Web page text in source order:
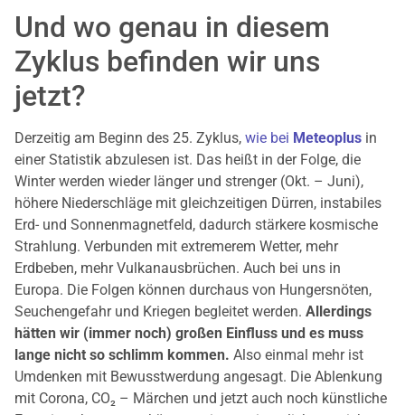
Und wo genau in diesem
Zyklus befinden wir uns
jetzt?
Derzeitig am Beginn des 25. Zyklus, wie bei Meteoplus in
einer Statistik abzulesen ist. Das heißt in der Folge, die
Winter werden wieder länger und strenger (Okt. – Juni),
höhere Niederschläge mit gleichzeitigen Dürren, instabiles
Erd- und Sonnenmagnetfeld, dadurch stärkere kosmische
Strahlung. Verbunden mit extremerem Wetter, mehr
Erdbeben, mehr Vulkanausbrüchen. Auch bei uns in
Europa. Die Folgen können durchaus von Hungersnöten,
Seuchengefahr und Kriegen begleitet werden. Allerdings
hätten wir (immer noch) großen Einfluss und es muss
lange nicht so schlimm kommen. Also einmal mehr ist
Umdenken mit Bewusstwerdung angesagt. Die Ablenkung
mit Corona, CO₂ – Märchen und jetzt auch noch künstliche